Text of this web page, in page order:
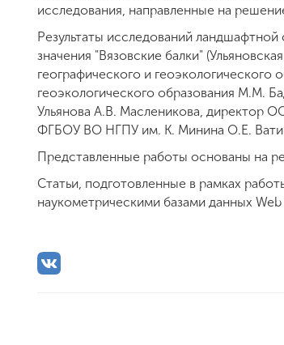
исследования, направленные на
Результаты исследований ландшафтной
значения "Вязовские балки"
географического и геоэкологического
геоэкологического образования М.М.
Ульянова А.В. Масленикова, директор
ФГБОУ ВО НГПУ им. К. Минина О.Е.
Представленные работы основаны на
Статьи, подготовленные в рамках
наукометрическими базами данных